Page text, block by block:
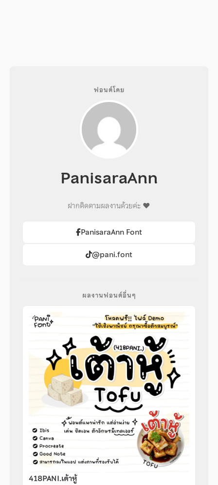
ฟอนต์โดย
PanisaraAnn
ฝากติดตามผลงานด้วยค่ะ ♥️
PanisaraAnn Font
@pani.font
ผลงานฟอนต์อื่นๆ
418PANI.เต้าหู้